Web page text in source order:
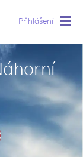
Přihlášení